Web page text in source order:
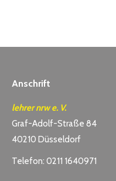
Anschrift
lehrer nrw e. V.
Graf-Adolf-Straße 84
40210 Düsseldorf
Telefon: 0211 1640971